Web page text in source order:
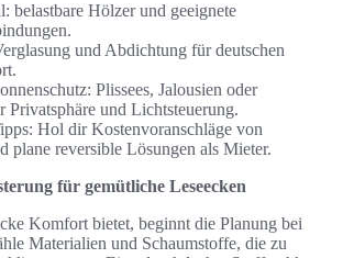
belastbare Hölzer und geeignete
und Abdichtung für deutschen
Plissees, Jalousien oder
Privatsphäre und Lichtsteuerung.
Hol dir Kostenvoranschläge von
plane reversible Lösungen als Mieter.
für gemütliche Leseecken
Komfort bietet, beginnt die Planung bei
Materialien und Schaumstoffe, die zu